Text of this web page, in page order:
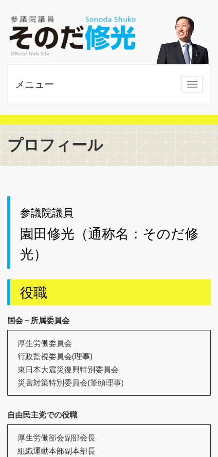
MENU
メニュー
プロフィール
参議院議員
園田修光（通称名：そのだ修
光）
役職
国会－所属委員会
厚生労働委員会
行政監視委員会(理事)
東日本大震災復興特別委員会
災害対策特別委員会(筆頭理事)
自由民主党での役職
厚生労働部会副部会長
組織運動本部副本部長